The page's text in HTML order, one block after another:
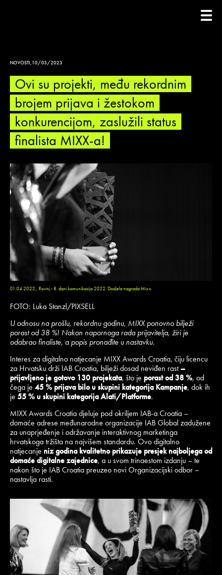
NOVOSTI,10/03/2023
Ovi su projekti, među rekordnim
brojem prijava i žestokom
konkurencijom, zaslužili status
finalista MIXX-a!
01.04.2022., Rovinj - 8. dani komunikacija 2022. Dodjela nagrada Mixx.
FOTO: Luka Stanzl/PIXSELL
U odnosu na prošlu, rekordnu godinu, MIXX ponovno bilježi
porast od 38 %! Nakon napornoga rada prijavitelja, žiri je
odabrao finaliste, a popis pronađite u nastavku.
Interes za digitalno natjecanje MIXX Awards Croatia, čiju licencu
za Hrvatsku drži IAB Croatia, bilježi dosad neviđen rast–
prijavljeno je gotovo 130 projekata, što je porast od 38 %, od
čega je 45 % prijava bilo u skupini kategorija Kampanje, dok ih
je 55 % u skupini kategorija Alati/Platforme.
MIXX Awards Croatia djeluje pod okriljem IAB-a Croatia –
domaće adrese međunarodne organizacije IAB Global zadužene
za unaprjeđenje i održavanje interaktivnog marketinga
hrvatskoga tržišta na najvišem standardu. Ovo digitalno
natjecanje niz godina kvalitetno prikazuje presjek najboljega od
domaće digitalne zajednice, a u svom trinaestom izdanju – te
nakon što je IAB Croatia preuzeo novi Organizacijski odbor –
nastavlja rasti.